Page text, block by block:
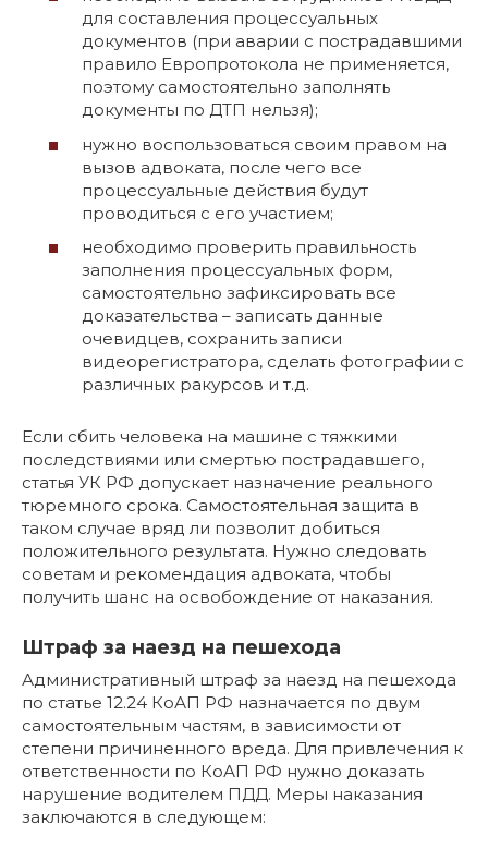
для составления процессуальных
документов (при аварии с пострадавшими
правило Европротокола не применяется,
поэтому самостоятельно заполнять
документы по ДТП нельзя);
нужно воспользоваться своим правом на
вызов адвоката, после чего все
процессуальные действия будут
проводиться с его участием;
необходимо проверить правильность
заполнения процессуальных форм,
самостоятельно зафиксировать все
доказательства – записать данные
очевидцев, сохранить записи
видеорегистратора, сделать фотографии с
различных ракурсов и т.д.
Если сбить человека на машине с тяжкими
последствиями или смертью пострадавшего,
статья УК РФ допускает назначение реального
тюремного срока. Самостоятельная защита в
таком случае вряд ли позволит добиться
положительного результата. Нужно следовать
советам и рекомендация адвоката, чтобы
получить шанс на освобождение от наказания.
Штраф за наезд на пешехода
Административный штраф за наезд на пешехода
по статье 12.24 КоАП РФ назначается по двум
самостоятельным частям, в зависимости от
степени причиненного вреда. Для привлечения к
ответственности по КоАП РФ нужно доказать
нарушение водителем ПДД. Меры наказания
заключаются в следующем: